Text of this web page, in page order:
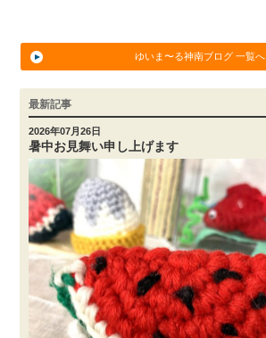
ゆいま〜る神南ブログ 一覧へ
最新記事
2026年07月26日
暑中お見舞い申し上げます